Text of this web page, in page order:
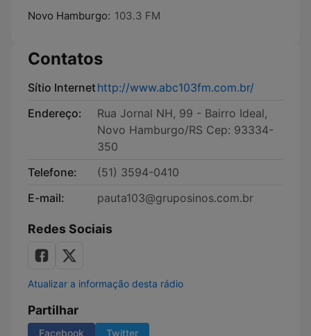
Novo Hamburgo: 103.3 FM
Contatos
Sítio Internethttp://www.abc103fm.com.br/
Endereço:
Rua Jornal NH, 99 - Bairro Ideal,
Novo Hamburgo/RS Cep: 93334-
350
Telefone:
(51) 3594-0410
E-mail:
pauta103@gruposinos.com.br
Redes Sociais
Atualizar a informação desta rádio
Partilhar
Facebook Twitter